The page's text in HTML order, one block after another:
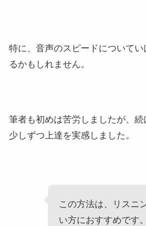
特に、音声のスピードについて
るかもしれません。
筆者も初めは苦労しましたが、
少しずつ上達を実感しました。
この方法は、リスニ
い方におすすめです。